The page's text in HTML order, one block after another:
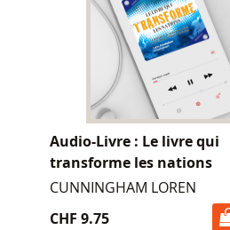
Audio-Livre : Le livre qui
transforme les nations
CUNNINGHAM LOREN
CHF 9.75